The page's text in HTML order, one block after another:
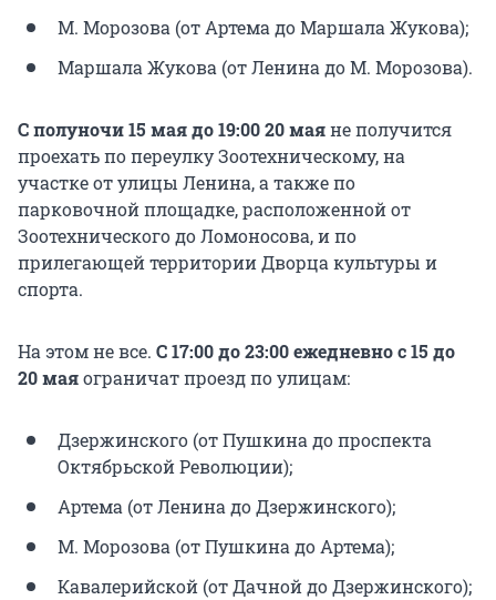
М. Морозова (от Артема до Маршала Жукова);
Маршала Жукова (от Ленина до М. Морозова).
С полуночи 15 мая до 19:00 20 маяне получится
проехать по переулку Зоотехническому, на
участке от улицы Ленина, а также по
парковочной площадке, расположенной от
Зоотехнического до Ломоносова, и по
прилегающей территории Дворца культуры и
спорта.
На этом не все. С 17:00 до 23:00 ежедневно с 15 до
20 маяограничат проезд по улицам:
Дзержинского (от Пушкина до проспекта
Октябрьской Революции);
Артема (от Ленина до Дзержинского);
М. Морозова (от Пушкина до Артема);
Кавалерийской (от Дачной до Дзержинского);